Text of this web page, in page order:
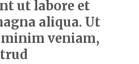
ut labore et
aliqua. Ut
veniam,